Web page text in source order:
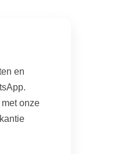
en
onze